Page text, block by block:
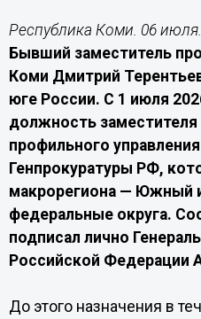
Республика Коми. 06
Бывший заместитель
Коми Дмитрий
юге России. С 1 июля
должность заместителя
профильного
Генпрокуратуры РФ,
макрорегиона — Южный
федеральные округа.
подписал лично
Российской Федерации
До этого назначения в